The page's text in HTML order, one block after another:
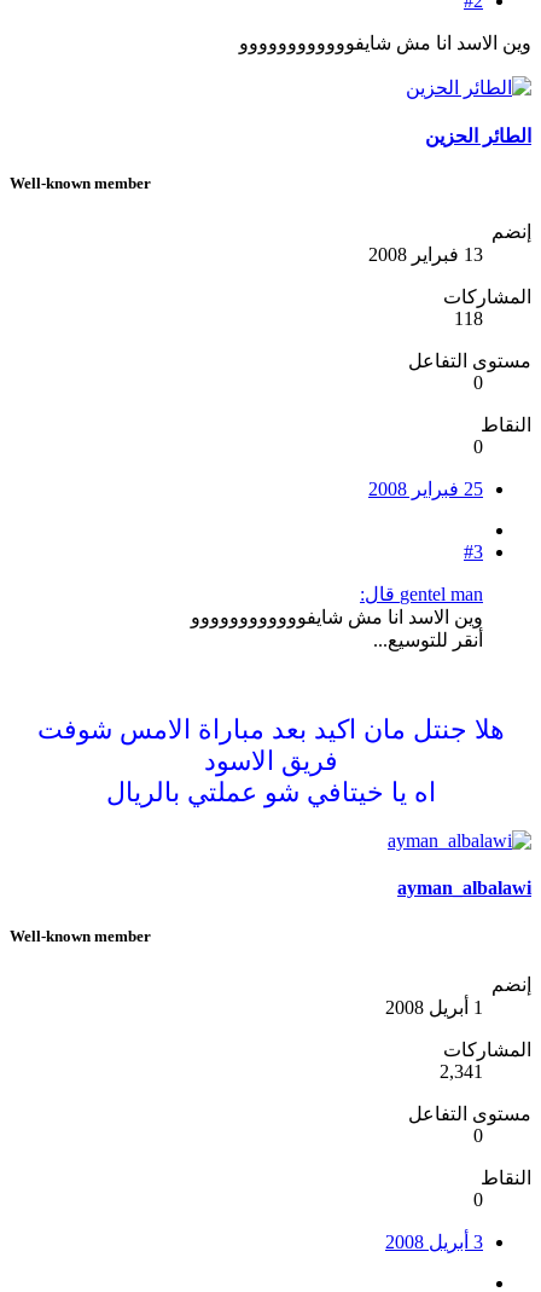
وين الاسد انا مش شايفوووووووووووو
الطائر الحزين
Well-known member
إنضم
13 فبراير 2008
المشاركات
118
مستوى التفاعل
0
النقاط
0
25 فبراير 2008
#3
gentel man قال:
وين الاسد انا مش شايفوووووووووووو
أنقر للتوسيع...
هلا جنتل مان اكيد بعد مباراة الامس شوفت
فريق الاسود
اه يا خيتافي شو عملتي بالريال
ayman_albalawi
Well-known member
إنضم
1 أبريل 2008
المشاركات
2,341
مستوى التفاعل
0
النقاط
0
3 أبريل 2008